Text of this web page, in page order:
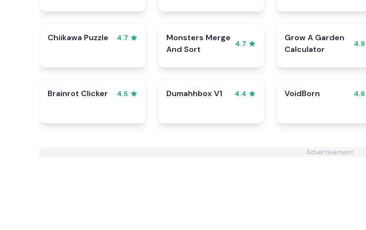
Chiikawa Puzzle 4.7
Monsters Merge
And Sort
4.7
Grow A Garden
Calculator
4.9
Brainrot Clicker 4.5 Dumahhbox V1 4.4 VoidBorn 4.6
Advertisement